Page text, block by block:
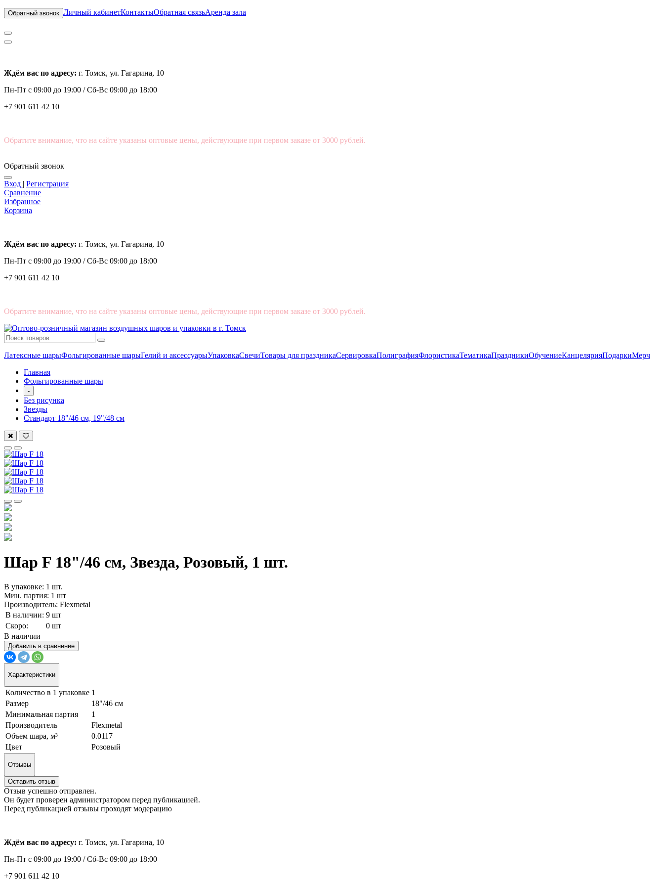
Обратный звонок Личный кабинетКонтактыОбратная связьАренда зала
Ждём вас по адресу: г. Томск, ул. Гагарина, 10
Пн-Пт с 09:00 до 19:00 /Сб-Вс 09:00 до 18:00
+7 901 611 42 10
Обратите внимание, что на сайте указаны оптовые цены, действующие при первом заказе от 3000 рублей.
Обратный звонок
Вход | Регистрация
Сравнение
Избранное
Корзина
Ждём вас по адресу: г. Томск, ул. Гагарина, 10
Пн-Пт с 09:00 до 19:00 /Сб-Вс 09:00 до 18:00
+7 901 611 42 10
Обратите внимание, что на сайте указаны оптовые цены, действующие при первом заказе от 3000 рублей.
Латексные шарыФольгированные шарыГелий и аксессуарыУпаковкаСвечиТовары для праздникаСервировкаПолиграфияФлористикаТематикаПраздникиОбучениеКанцелярияПодаркиМерч
Главная
Фольгированные шары
-
Без рисунка
Звезды
Стандарт 18"/46 см, 19"/48 см
Шар F 18"/46 см, Звезда, Розовый, 1 шт.
В упаковке: 1 шт.
Мин. партия: 1 шт
Производитель: Flexmetal
В наличии: 9 шт
Скоро:
0 шт
В наличии
Добавить в сравнение
Характеристики
Количество в 1 упаковке 1
Размер
18"/46 см
Минимальная партия
1
Производитель
Flexmetal
Объем шара, м³
0.0117
Цвет
Розовый
Отзывы
Оставить отзыв
Отзыв успешно отправлен.
Он будет проверен администратором перед публикацией.
Перед публикацией отзывы проходят модерацию
Ждём вас по адресу: г. Томск, ул. Гагарина, 10
Пн-Пт с 09:00 до 19:00 /Сб-Вс 09:00 до 18:00
+7 901 611 42 10